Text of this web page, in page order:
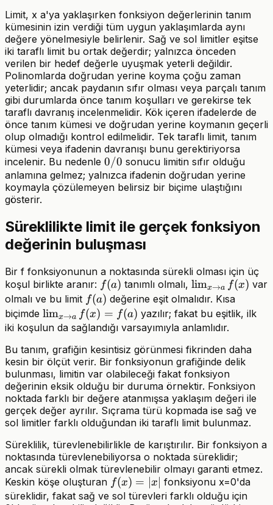
Limit, x a'ya yaklaşırken fonksiyon değerlerinin tanım
kümesinin izin verdiği tüm uygun yaklaşımlarda aynı
değere yönelmesiyle belirlenir. Sağ ve sol limitler eşitse
iki taraflı limit bu ortak değerdir; yalnızca önceden
verilen bir hedef değerle uyuşmak yeterli değildir.
Polinomlarda doğrudan yerine koyma çoğu zaman
yeterlidir; ancak paydanın sıfır olması veya parçalı tanım
gibi durumlarda önce tanım koşulları ve gerekirse tek
taraflı davranış incelenmelidir. Kök içeren ifadelerde de
önce tanım kümesi ve doğrudan yerine koymanın geçerli
olup olmadığı kontrol edilmelidir. Tek taraflı limit, tanım
kümesi veya ifadenin davranışı bunu gerektiriyorsa
incelenir. Bu nedenle 0/0
0/0 sonucu limitin sıfır olduğu
anlamına gelmez; yalnızca ifadenin doğrudan yerine
koymayla çözülemeyen belirsiz bir biçime ulaştığını
gösterir.
Süreklilikte limit ile gerçek fonksiyon
değerinin buluşması
Bir f fonksiyonunun a noktasında sürekli olması için üç
koşul birlikte aranır: f(a)
f(a) tanımlı olmalı,\lim_{x\to
a}f(x)
limx→a f(x) var
olmalı ve bu limit f(a)
f(a) değerine eşit olmalıdır. Kısa
biçimde \lim_{x\to
a}f(x)=f(a)
limx→a f(x) = f(a) yazılır; fakat bu eşitlik, ilk
iki koşulun da sağlandığı varsayımıyla anlamlıdır.
Bu tanım, grafiğin kesintisiz görünmesi fikrinden daha
kesin bir ölçüt verir. Bir fonksiyonun grafiğinde delik
bulunması, limitin var olabileceği fakat fonksiyon
değerinin eksik olduğu bir duruma örnektir. Fonksiyon
noktada farklı bir değere atanmışsa yaklaşım değeri ile
gerçek değer ayrılır. Sıçrama türü kopmada ise sağ ve
sol limitler farklı olduğundan iki taraflı limit bulunmaz.
Süreklilik, türevlenebilirlikle de karıştırılır. Bir fonksiyon a
noktasında türevlenebiliyorsa o noktada süreklidir;
ancak sürekli olmak türevlenebilir olmayı garanti etmez.
Keskin köşe oluşturan f(x)=|x|
f(x) = x
fonksiyonu x=0'da
süreklidir, fakat sağ ve sol türevleri farklı olduğu için